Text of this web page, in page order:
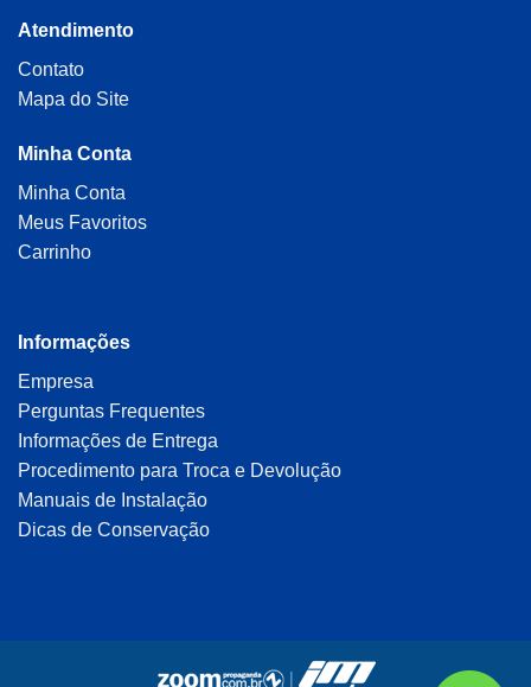
Atendimento
Contato
Mapa do Site
Minha Conta
Minha Conta
Meus Favoritos
Carrinho
Informações
Empresa
Perguntas Frequentes
Informações de Entrega
Procedimento para Troca e Devolução
Manuais de Instalação
Dicas de Conservação
|